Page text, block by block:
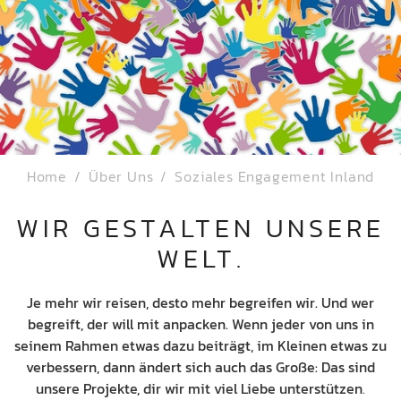
Home Über Uns Soziales Engagement Inland
WIR GESTALTEN UNSERE
WELT.
Je mehr wir reisen, desto mehr begreifen wir. Und wer
begreift, der will mit anpacken. Wenn jeder von uns in
seinem Rahmen etwas dazu beiträgt, im Kleinen etwas zu
verbessern, dann ändert sich auch das Große: Das sind
unsere Projekte, dir wir mit viel Liebe unterstützen.